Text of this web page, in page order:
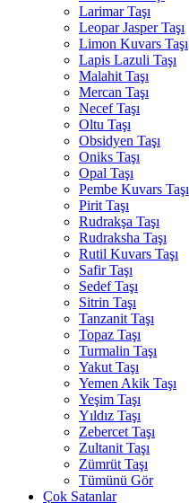
Larimar Taşı
Leopar Jasper Taşı
Limon Kuvars Taşı
Lapis Lazuli Taşı
Malahit Taşı
Mercan Taşı
Necef Taşı
Oltu Taşı
Obsidyen Taşı
Oniks Taşı
Opal Taşı
Pembe Kuvars Taşı
Pirit Taşı
Rudrakşa Taşı
Rudraksha Taşı
Rutil Kuvars Taşı
Safir Taşı
Sedef Taşı
Sitrin Taşı
Tanzanit Taşı
Topaz Taşı
Turmalin Taşı
Yakut Taşı
Yemen Akik Taşı
Yeşim Taşı
Yıldız Taşı
Zebercet Taşı
Zultanit Taşı
Zümrüt Taşı
Tümünü Gör
Çok Satanlar